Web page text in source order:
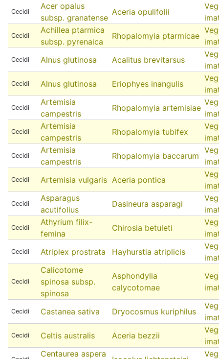
Cecidi
Acer opalus
subsp. granatense
Aceria opulifolii
Cecidi
Achillea ptarmica
subsp. pyrenaica
Rhopalomyia ptarmicae
Cecidi Alnus glutinosa Acalitus brevitarsus
Cecidi Alnus glutinosa Eriophyes inangulis
Cecidi
Artemisia
campestris
Rhopalomyia artemisiae
Cecidi
Artemisia
campestris
Rhopalomyia tubifex
Cecidi
Artemisia
campestris
Rhopalomyia baccarum
Cecidi Artemisia vulgaris Aceria pontica
Cecidi
Asparagus
acutifolius
Dasineura asparagi
Cecidi
Athyrium filix-
femina
Chirosia betuleti
Cecidi Atriplex prostrata Hayhurstia atriplicis
Cecidi
Calicotome
spinosa subsp.
spinosa
Asphondylia
calycotomae
Cecidi Castanea sativa Dryocosmus kuriphilus
Cecidi Celtis australis Aceria bezzii
Centaurea aspera